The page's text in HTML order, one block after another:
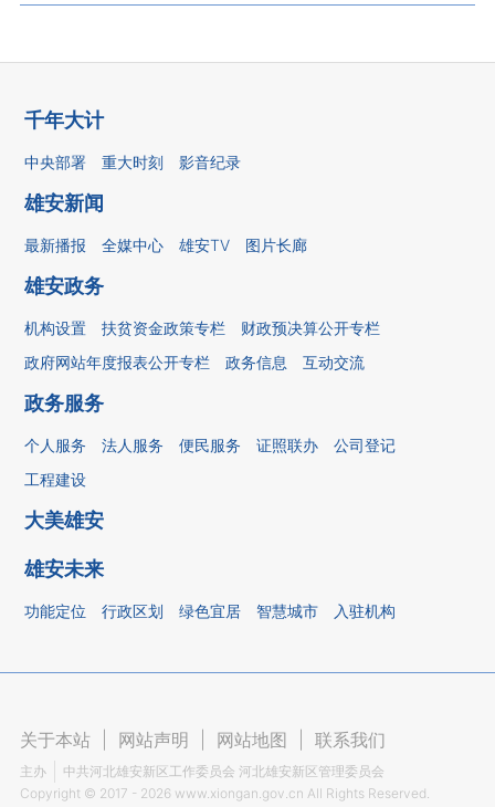
千年大计
中央部署 重大时刻 影音纪录
雄安新闻
最新播报 全媒中心 雄安TV 图片长廊
雄安政务
机构设置 扶贫资金政策专栏
财政预决算公开专栏
政府网站年度报表公开专栏
政务信息 互动交流
政务服务
个人服务 法人服务 便民服务 证照联办
公司登记
工程建设
大美雄安
雄安未来
功能定位 行政区划 绿色宜居 智慧城市 入驻机构
关于本站 网站声明 网站地图 联系我们
主办
中共河北雄安新区工作委员会 河北雄安新区管理委员会
Copyright © 2017 - 2026 www.xiongan.gov.cn All Rights Reserved.